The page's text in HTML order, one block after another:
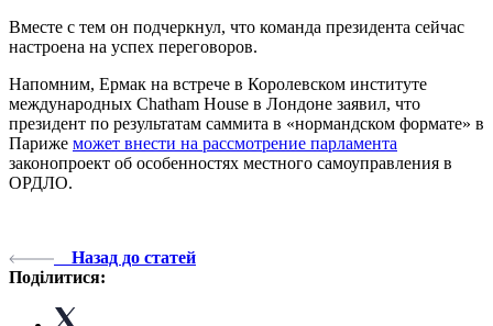
Вместе с тем он подчеркнул, что команда президента сейчас
настроена на успех переговоров.
Напомним, Ермак на встрече в Королевском институте
международных Chatham House в Лондоне заявил, что
президент по результатам саммита в «нормандском формате» в
Париже может внести на рассмотрение парламента
законопроект об особенностях местного самоуправления в
ОРДЛО.
Назад до статей
Поділитися: